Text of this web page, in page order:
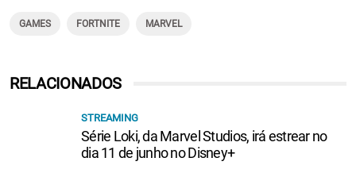
GAMES FORTNITE MARVEL
RELACIONADOS
STREAMING
Série Loki, da Marvel Studios, irá estrear no
dia 11 de junho no Disney+